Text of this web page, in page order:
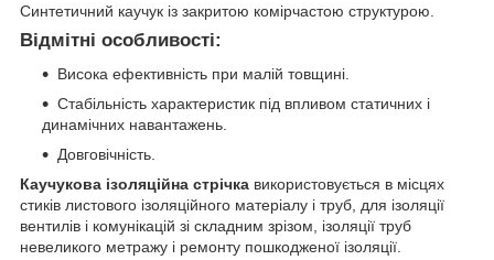
Синтетичний каучук із закритою комірчастою структурою.
Відмітні особливості:
Висока ефективність при малій товщині.
Стабільність характеристик під впливом статичних і
динамічних навантажень.
Довговічність.
Каучукова ізоляційна стрічка використовується в місцях
стиків листового ізоляційного матеріалу і труб, для ізоляції
вентилів і комунікацій зі складним зрізом, ізоляції труб
невеликого метражу і ремонту пошкодженої ізоляції.